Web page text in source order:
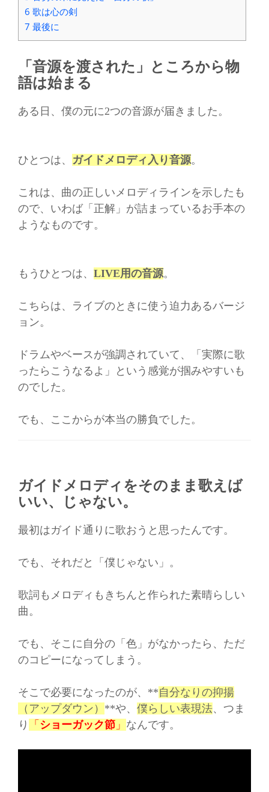
6 歌は心の剣
7 最後に
「音源を渡された」ところから物
語は始まる
ある日、僕の元に2つの音源が届きました。
ひとつは、 ガイドメロディ入り音源。
これは、曲の正しいメロディラインを示したも
ので、いわば「正解」が詰まっているお手本の
ようなものです。
もうひとつは、 LIVE用の音源。
こちらは、ライブのときに使う迫力あるバージ
ョン。
ドラムやベースが強調されていて、「実際に歌
ったらこうなるよ」という感覚が掴みやすいも
のでした。
でも、ここからが本当の勝負でした。
ガイドメロディをそのまま歌えば
いい、じゃない。
最初はガイド通りに歌おうと思ったんです。
でも、それだと「僕じゃない」。
歌詞もメロディもきちんと作られた素晴らしい
曲。
でも、そこに自分の「色」がなかったら、ただ
のコピーになってしまう。
そこで必要になったのが、**自分なりの抑揚
（アップダウン） **や、 僕らしい表現法、つま
り
「 ショーガック節 」 なんです。